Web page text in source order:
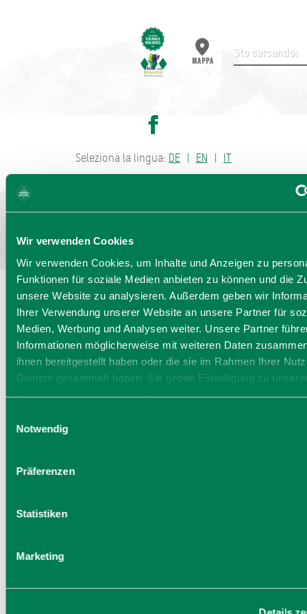
Wir verwenden Cookies
Wir verwenden Cookies, um Inhalte und Anzeigen zu
Funktionen für soziale Medien anbieten zu können und die
unsere Website zu analysieren. Außerdem geben wir
Ihrer Verwendung unserer Website an unsere Partner für
Medien, Werbung und Analysen weiter. Unsere Partner
Informationen möglicherweise mit weiteren Daten
ihnen bereitgestellt haben oder die sie im Rahmen Ihrer
Dienste gesammelt haben. Sie geben Einwilligung zu
Cookies, wenn Sie unsere Webseite weiterhin nutzen.
Notwendig
Präferenzen
Statistiken
Marketing
Seleziona la lingua: DE EN IT
Bayern - traditionell anders
MAPPA
Invia ricerca